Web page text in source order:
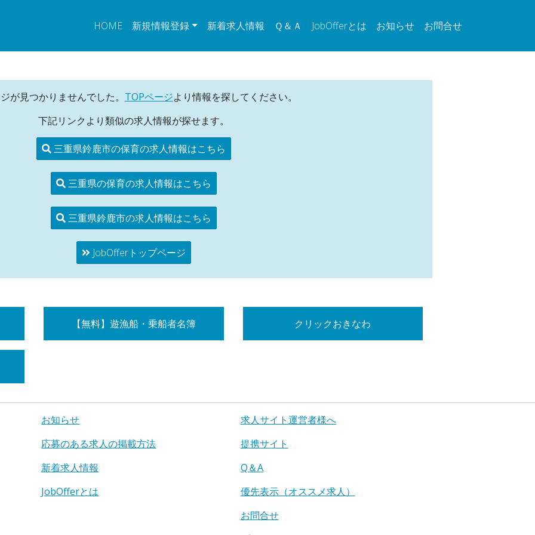
HOME 新規情報登録 新着求人情報 Ｑ＆Ａ JobOfferとは お知らせ お問合せ
が見つかりませんでした。 TOPページより情報を探してください。
下記リンクより類似の求人情報が探せます。
三重県鈴鹿市の保育の求人情報はこちら
三重県の保育の求人情報はこちら
三重県鈴鹿市の求人情報はこちら
JobOfferトップページ
【無料】遊漁船・乗船者名簿 クリックおきなわ
お知らせ
応募のある求人の掲載方法
新着求人情報
JobOfferとは
求人サイト運営者様へ
提携サイト
Q＆A
優先表示（オススメ求人）
お問合せ